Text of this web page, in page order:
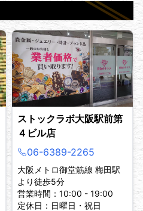
ストックラボ大阪駅前第
４ビル店
06-6389-2265
大阪メトロ御堂筋線 梅田駅
より徒歩5分
営業時間：10:00 - 19:00
定休日：日曜日・祝日